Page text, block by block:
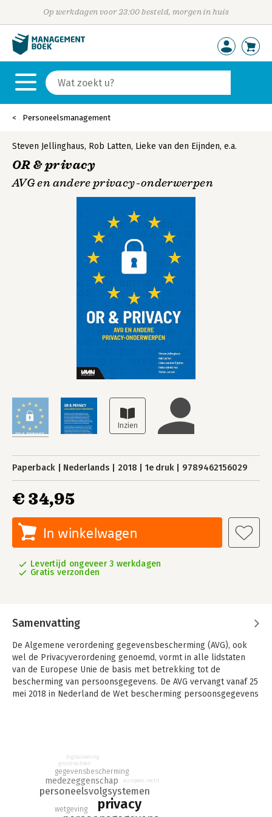
Op werkdagen voor 23:00 besteld, morgen in huis
Personeelsmanagement
Steven Jellinghaus, Rob Latten, Lieke van den Eijnden, e.a.
OR & privacy
AVG en andere privacy-onderwerpen
Paperback Nederlands 2018 1e druk 9789462156029
€ 34,95
In winkelwagen
Levertijd ongeveer 3 werkdagen
Gratis verzonden
Samenvatting
De Algemene verordening gegevensbescherming (AVG), ook
wel de Privacyverordening genoemd, vormt in alle lidstaten
van de Europese Unie de basis met betrekking tot de
bescherming van persoonsgegevens. De AVG vervangt vanaf 25
mei 2018 in Nederland de Wet bescherming persoonsgegevens
aandachtspunten voor de ondernemingsraad.
In dit boek wordt ingegaan op de werking van de AVG en de
relatie daarvan met de werkvloer, het werkveld van de
ondernemingsraad.
privacy
personeelsvolgsystemen
medezeggenschap
wetgeving
gegevensbescherming
europees recht
grondrechten
digitalisering